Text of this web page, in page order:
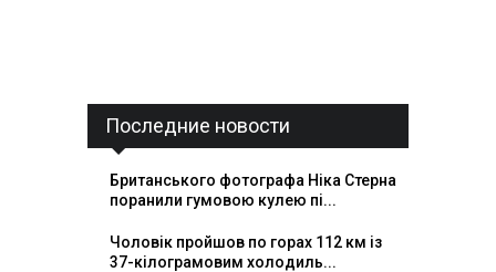
Последние новости
Британського фотографа Ніка Стерна
поранили гумовою кулею пі...
Чоловік пройшов по горах 112 км із
37-кілограмовим холодиль...